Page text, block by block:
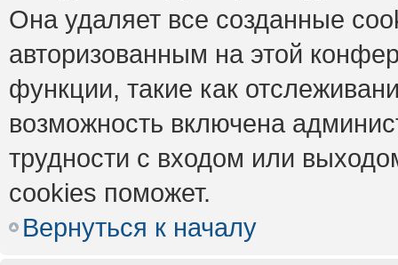
Она удаляет все созданные
авторизованным на этой
функции, такие как
возможность включена
трудности с входом или
cookies поможет.
Вернуться к началу